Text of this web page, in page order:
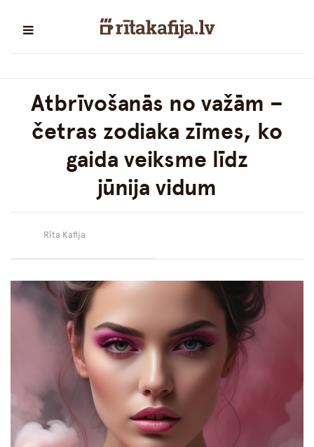
Atbrīvošanās no važām –
četras zodiaka zīmes, ko
gaida veiksme līdz
jūnija vidum
Rīta Kafija